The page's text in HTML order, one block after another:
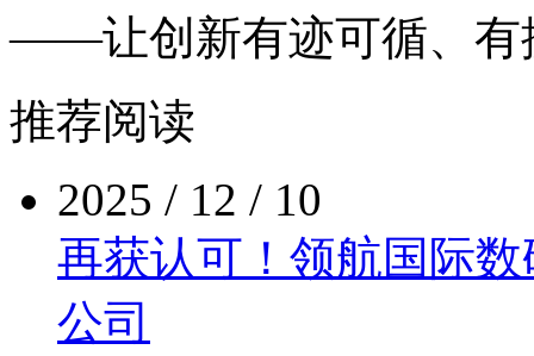
——让创新有迹可循、有
推荐阅读
2025 / 12 / 10
再获认可！领航国
公司